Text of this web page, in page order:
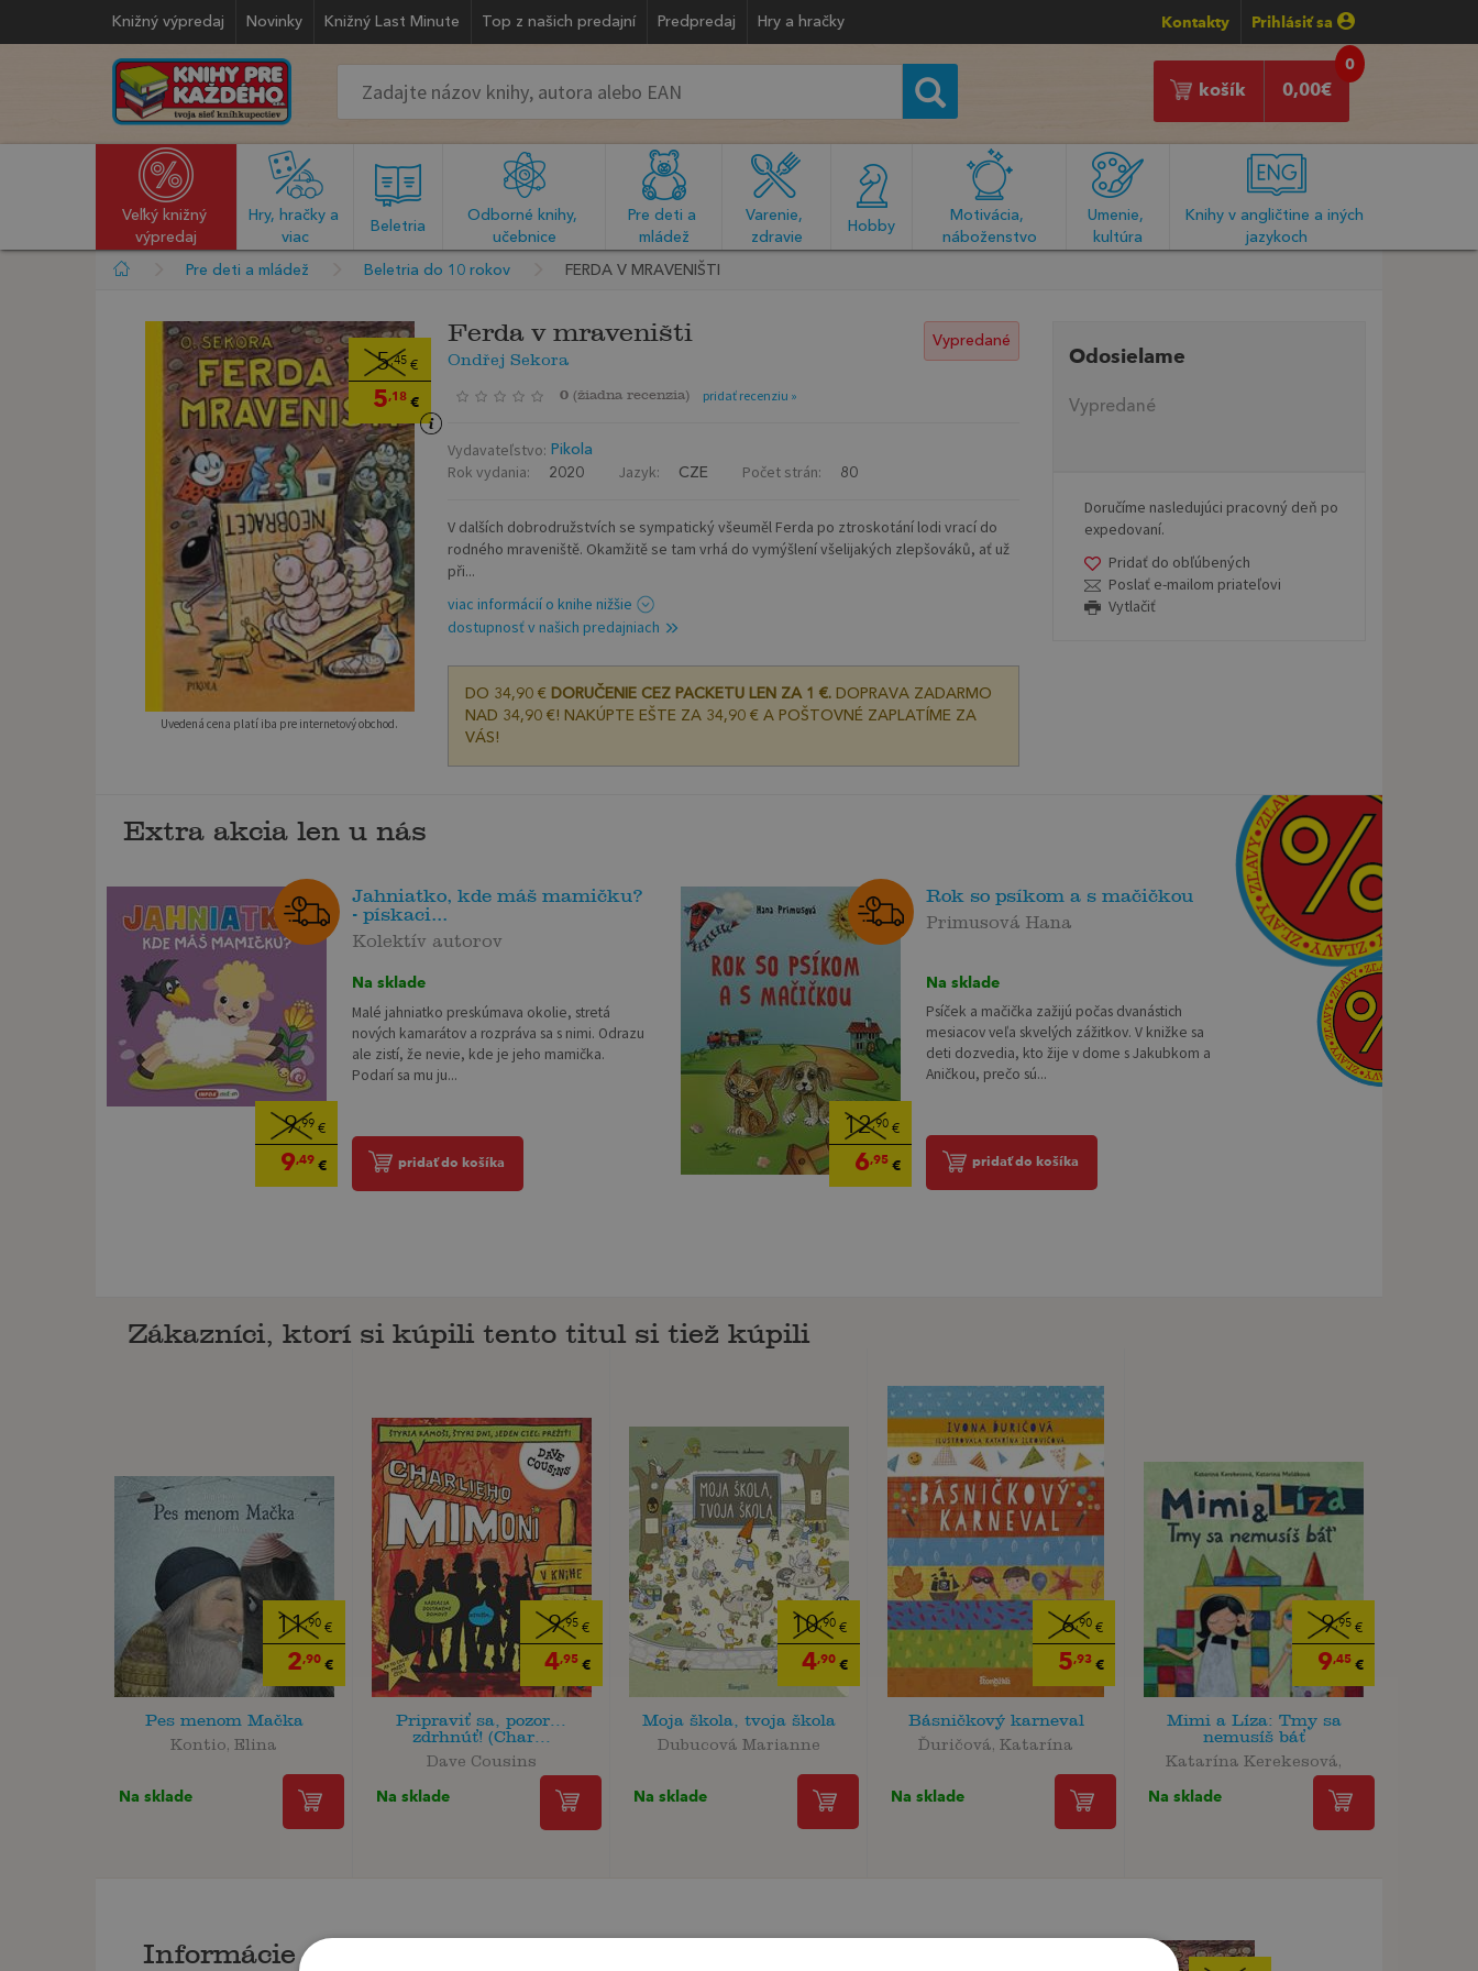
Knižný výpredaj Novinky Knižný Last Minute Top z našich predajní Predpredaj Hry a hračky Kontakty Prihlásiť sa
0
0,00€
košík
Veľký knižný
výpredaj
Hry, hračky a
viac
Beletria
Odborné knihy,
učebnice
Pre deti a
mládež
Varenie,
zdravie
Hobby
Motivácia,
náboženstvo
Umenie,
kultúra
Knihy v angličtine a iných
jazykoch
Pre deti a mládež Beletria do 10 rokov FERDA V MRAVENIŠTI
5,45 €
5,18 €
Uvedená cena platí iba pre internetový obchod.
Ferda v mraveništi
Ondřej Sekora
Vypredané
0 (žiadna recenzia) pridať recenziu »
Vydavateľstvo: Pikola
Rok vydania: 2020 Jazyk: CZE Počet strán: 80
V dalších dobrodružstvích se sympatický všeuměl Ferda po ztroskotání lodi vrací do
rodného mraveniště. Okamžitě se tam vrhá do vymýšlení všelijakých zlepšováků, ať už
při...
viac informácií o knihe nižšie
dostupnosť v našich predajniach
DO 34,90 € DORUČENIE CEZ PACKETU LEN ZA 1 €.DOPRAVA ZADARMO
NAD 34,90 €! NAKÚPTE EŠTE ZA 34,90 € A POŠTOVNÉ ZAPLATÍME ZA
VÁS!
Odosielame
Vypredané
Doručíme nasledujúci pracovný deň po
expedovaní.
Pridať do obľúbených
Poslať e-mailom priateľovi
Vytlačiť
Extra akcia len u nás
9,99 €
9,49€
Jahniatko, kde máš mamičku?
- pískaci...
Kolektív autorov
Na sklade
Malé jahniatko preskúmava okolie, stretá
nových kamarátov a rozpráva sa s nimi. Odrazu
ale zistí, že nevie, kde je jeho mamička.
Podarí sa mu ju...
pridať do košíka
12,90€
6,95€
Rok so psíkom a s mačičkou
Primusová Hana
Na sklade
Psíček a mačička zažijú počas dvanástich
mesiacov veľa skvelých zážitkov. V knižke sa
deti dozvedia, kto žije v dome s Jakubkom a
Aničkou, prečo sú...
pridať do košíka
Zákazníci, ktorí si kúpili tento titul si tiež kúpili
11,90 €
2,90 €
Pes menom Mačka
Kontio, Elina
Na sklade
9,95 €
4,95 €
Pripraviť sa, pozor...
zdrhnúť! (Char...
Dave Cousins
Na sklade
10,90 €
4,90 €
Moja škola, tvoja škola
Dubucová Marianne
Na sklade
6,90€
5,93€
Básničkový karneval
Ďuričová, Katarína
Na sklade
9,95€
9,45€
Mimi a Líza: Tmy sa
nemusíš báť
Katarína Kerekesová,
Na sklade
Informácie o knihe